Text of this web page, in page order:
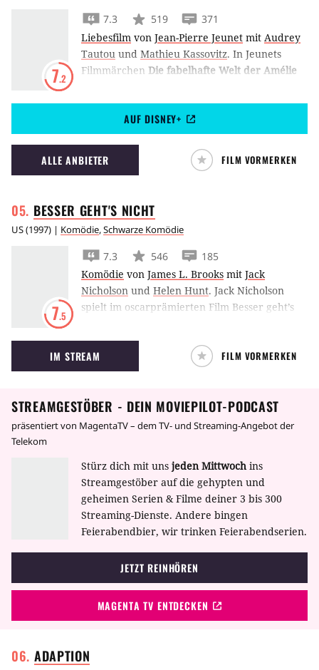
7.2
7.3 519
371
Liebesfilm von Jean-Pierre Jeunet mit Audrey
Tautou und Mathieu Kassovitz. In Jeunets
Filmmärchen Die fabelhafte Welt der Amélie
Pariserin Amélie, die mit ihrem Sinn für
Gerechtigkeit Leute um sie herum glücklich
macht.
AUF DISNEY+
ALLE ANBIETER FILM VORMERKEN
BESSER GEHT'S NICHT
US(1997) | Komödie,Schwarze Komödie
7.5
7.3 546
185
Komödie von James L. Brooks mit Jack
Nicholson und Helen Hunt. Jack Nicholson
spielt im oscarprämierten Film Besser geht’s
IM STREAM FILM VORMERKEN
STREAMGESTÖBER - DEIN MOVIEPILOT-PODCAST
präsentiert von MagentaTV – dem TV- und Streaming-Angebot der
Telekom
Stürz dich mit uns jeden Mittwoch ins
Streamgestöber auf die gehypten und
geheimen Serien & Filme deiner 3 bis 300
Streaming-Dienste. Andere bingen
Feierabendbier, wir trinken Feierabendserien.
JETZT REINHÖREN
MAGENTA TV ENTDECKEN
ADAPTION